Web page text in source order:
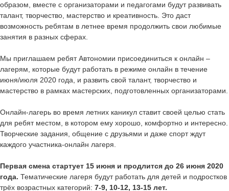
образом, вместе с организаторами и педагогами будут развивать
талант, творчество, мастерство и креативность. Это даст
возможность ребятам в летнее время продолжить свои любимые
занятия в разных сферах.
Мы приглашаем ребят Автономии присоединиться к онлайн –
лагерям, которые будут работать в режиме онлайн в течение
июня/июля 2020 года, и развить свой талант, творчество и
мастерство в рамках мастерских, подготовленных организаторами.
Онлайн-лагерь во время летних каникул ставит своей целью стать
для ребят местом, в котором ему хорошо, комфортно и интересно.
Творческие задания, общение с друзьями и даже спорт ждут
каждого участника-онлайн лагеря.
Первая смена стартует 15 июня и продлится до 26 июня 2020
года. Тематические лагеря будут работать для детей и подростков
трёх возрастных категорий: 7-9, 10-12, 13-15 лет.